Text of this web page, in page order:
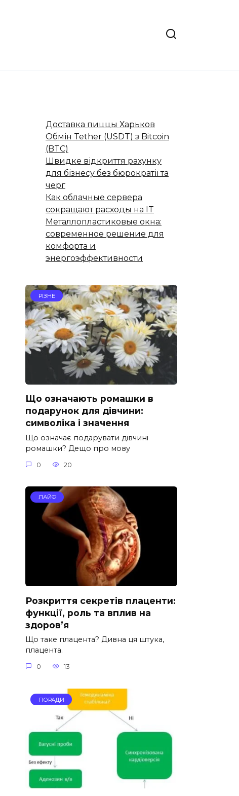
Доставка пиццы Харьков
Обмін Tether (USDT) з Bitcoin
(BTC)
Швидке відкриття рахунку
для бізнесу без бюрократії та
черг
Как облачные сервера
сокращают расходы на IT
Металлопластиковые окна:
современное решение для
комфорта и
энергоэффективности
РІЗНЕ
Що означають ромашки в
подарунок для дівчини:
символіка і значення
Що означає подарувати дівчині
ромашки? Дещо про мову
0 20
ЛАЙФ
Розкриття секретів плаценти:
функції, роль та вплив на
здоров’я
Що таке плацента? Дивна ця штука,
плацента.
0 13
ПОРАДИ